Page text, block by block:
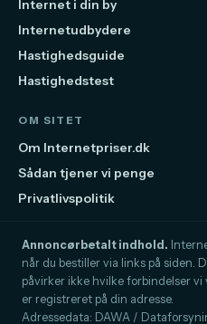
Internet i din by
Internetudbydere
Hastighedsguide
Hastighedstest
OM SITET
Om Internetpriser.dk
Sådan tjener vi penge
Privatlivspolitik
Annoncørbetalt indhold.
når du bestiller via links på siden.
påvirker ikke hvilke forbindelser vi
er registreret på din adresse.
Adressedata: DAWA /